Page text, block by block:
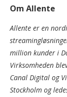
Om Allente
Allente er en
million kunder i
Virksomheden
Canal Digital og
Stockholm og